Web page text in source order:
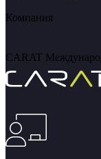
Компания
CARAT